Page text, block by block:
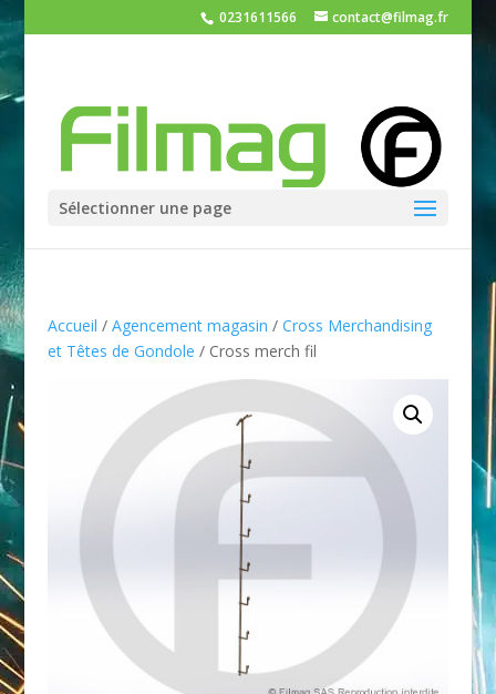
0231611566 contact@filmag.fr
Sélectionner une page
Accueil / Agencement magasin / Cross Merchandising
et Têtes de Gondole / Cross merch fil